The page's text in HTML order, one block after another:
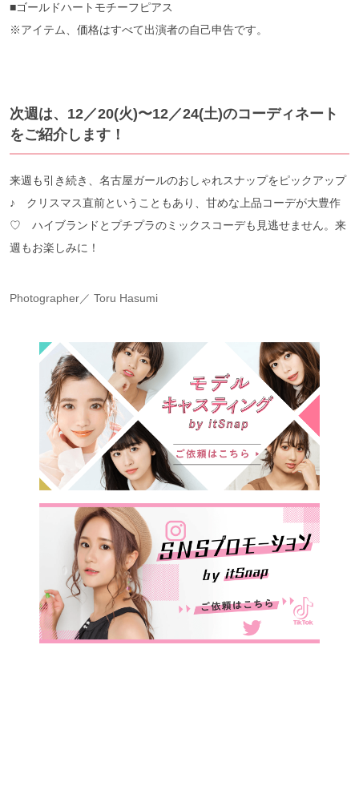
■ゴールドハートモチーフピアス
※アイテム、価格はすべて出演者の自己申告です。
次週は、12／20(火)〜12／24(土)のコーディネート
をご紹介します！
来週も引き続き、名古屋ガールのおしゃれスナップをピックアップ
♪ クリスマス直前ということもあり、甘めな上品コーデが大豊作
♡ ハイブランドとプチプラのミックスコーデも見逃せません。来
週もお楽しみに！
Photographer／ Toru Hasumi